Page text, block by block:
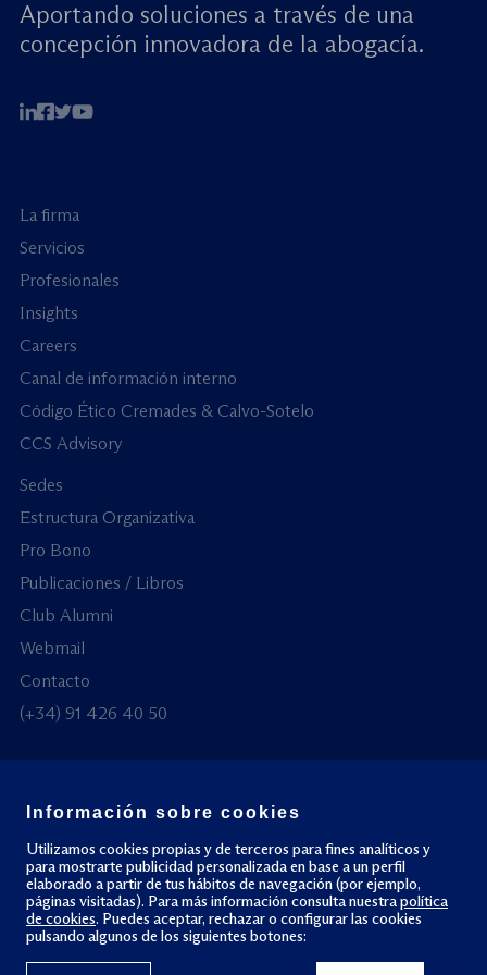
Aportando soluciones a través de una
concepción innovadora de la abogacía.
La firma
Servicios
Profesionales
Insights
Careers
Canal de información interno
Código Ético Cremades & Calvo-Sotelo
CCS Advisory
Sedes
Estructura Organizativa
Pro Bono
Publicaciones / Libros
Club Alumni
Webmail
Contacto
(+34) 91 426 40 50
© Todos los derechos reservados
Política de privacidad Política de cookies
Información sobre cookies
Utilizamos cookies propias y de terceros para fines analíticos y
para mostrarte publicidad personalizada en base a un perfil
elaborado a partir de tus hábitos de navegación (por ejemplo,
páginas visitadas). Para más información consulta nuestrapolítica
de cookies. Puedes aceptar, rechazar o configurar las cookies
pulsando algunos de los siguientes botones: